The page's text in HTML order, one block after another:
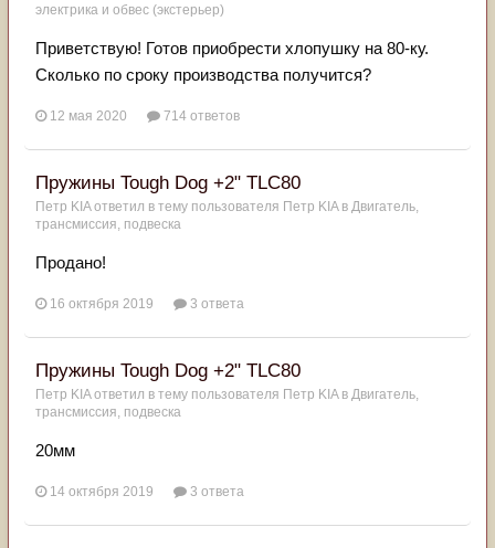
электрика и обвес (экстерьер)
Приветствую! Готов приобрести хлопушку на 80-ку.
Сколько по сроку производства получится?
12 мая 2020 714 ответов
Пружины Tough Dog +2" TLC80
Петр KIAответил в тему пользователя Петр KIAв Двигатель,
трансмиссия, подвеска
Продано!
16 октября 2019 3 ответа
Пружины Tough Dog +2" TLC80
Петр KIAответил в тему пользователя Петр KIAв Двигатель,
трансмиссия, подвеска
20мм
14 октября 2019 3 ответа